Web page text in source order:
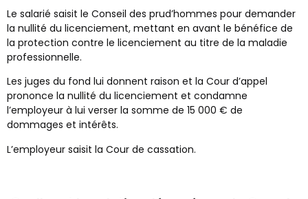
Le salarié saisit le Conseil des prud’hommes pour demander
la nullité du licenciement, mettant en avant le bénéfice de
la protection contre le licenciement au titre de la maladie
professionnelle.
Les juges du fond lui donnent raison et la Cour d’appel
prononce la nullité du licenciement et condamne
l’employeur à lui verser la somme de 15 000 € de
dommages et intérêts.
L’employeur saisit la Cour de cassation.